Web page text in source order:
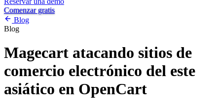
Comenzar gratis
Blog
Blog
Magecart atacando sitios de
comercio electrónico del este
asiático en OpenCart